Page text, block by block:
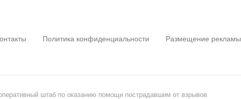
Политика конфиденциальности Размещение рекламы
штаб по оказанию помощи пострадавшим от взрывов